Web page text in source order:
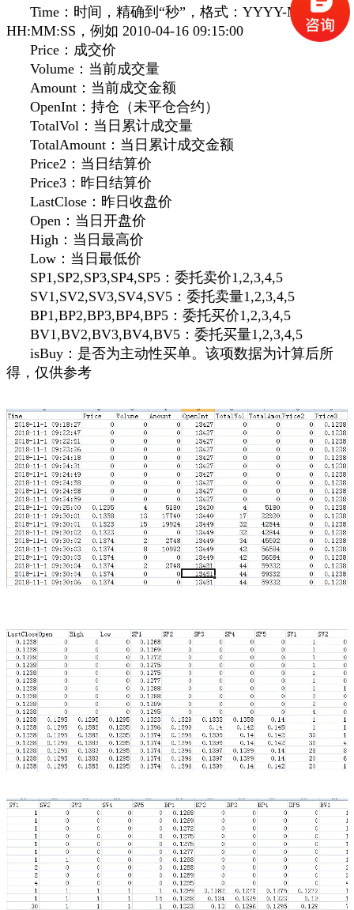
Time：时间，精确到“秒”，格式：YYYY-MM-DD
HH:MM:SS，例如 2010-04-16 09:15:00
Price：成交价
Volume：当前成交量
Amount：当前成交金额
OpenInt：持仓（未平仓合约）
TotalVol：当日累计成交量
TotalAmount：当日累计成交金额
Price2：当日结算价
Price3：昨日结算价
LastClose：昨日收盘价
Open：当日开盘价
High：当日最高价
Low：当日最低价
SP1,SP2,SP3,SP4,SP5：委托卖价1,2,3,4,5
SV1,SV2,SV3,SV4,SV5：委托卖量1,2,3,4,5
BP1,BP2,BP3,BP4,BP5：委托买价1,2,3,4,5
BV1,BV2,BV3,BV4,BV5：委托买量1,2,3,4,5
isBuy：是否为主动性买单。该项数据为计算后所
得，仅供参考